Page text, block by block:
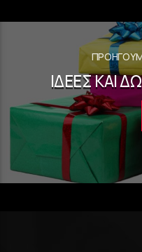
ΙΔΈΕΣ ΚΑΙ